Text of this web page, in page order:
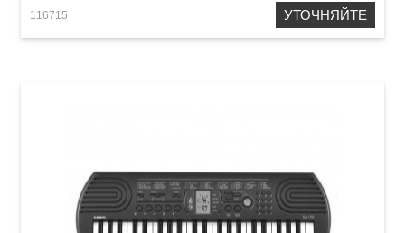
116715 УТОЧНЯЙТЕ